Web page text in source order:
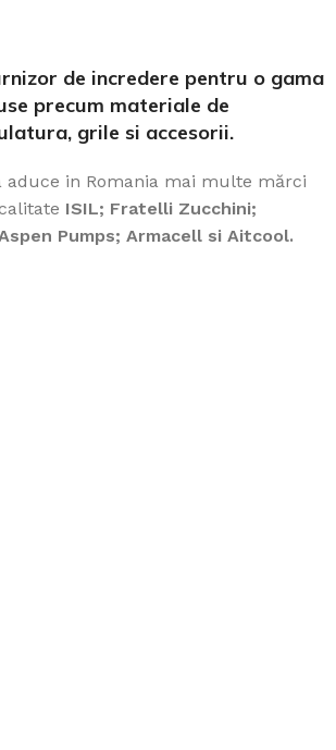
de incredere pentru o gama
precum materiale de
grile si accesorii.
aduce in Romania mai multe mărci
ISIL; Fratelli Zucchini;
Pumps; Armacell si Aitcool.